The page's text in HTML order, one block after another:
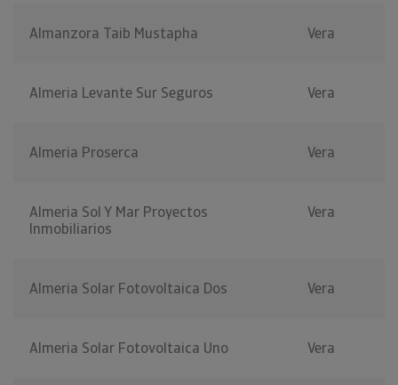
Almanzora Taib Mustapha Vera
Almeria Levante Sur Seguros Vera
Almeria Proserca Vera
Almeria Sol Y Mar Proyectos
Inmobiliarios
Vera
Almeria Solar Fotovoltaica Dos Vera
Almeria Solar Fotovoltaica Uno Vera